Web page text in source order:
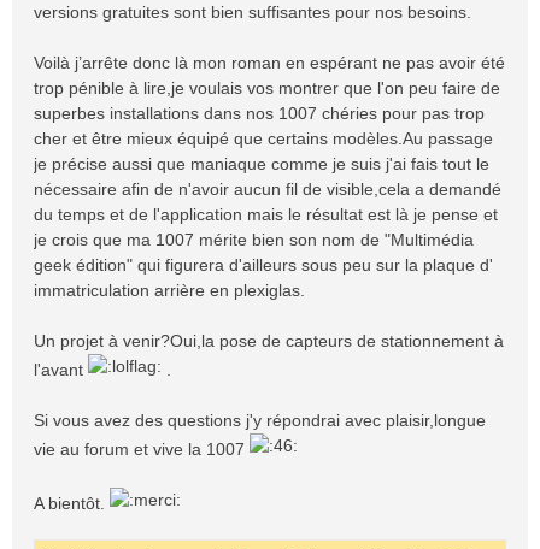
versions gratuites sont bien suffisantes pour nos besoins.
Voilà j’arrête donc là mon roman en espérant ne pas avoir été
trop pénible à lire,je voulais vos montrer que l'on peu faire de
superbes installations dans nos 1007 chéries pour pas trop
cher et être mieux équipé que certains modèles.Au passage
je précise aussi que maniaque comme je suis j'ai fais tout le
nécessaire afin de n'avoir aucun fil de visible,cela a demandé
du temps et de l'application mais le résultat est là je pense et
je crois que ma 1007 mérite bien son nom de "Multimédia
geek édition" qui figurera d'ailleurs sous peu sur la plaque d'
immatriculation arrière en plexiglas.
Un projet à venir?Oui,la pose de capteurs de stationnement à
l'avant
Si vous avez des questions j'y répondrai avec plaisir,longue
vie au forum et vive la 1007
A bientôt.